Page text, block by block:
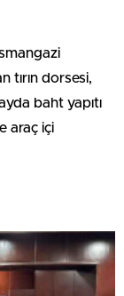
tırın dorsesi,
baht yapıtı
araç içi